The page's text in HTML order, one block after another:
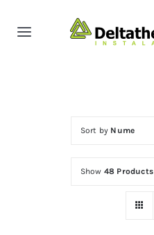
Toggle
Sort by Nume
Show 48 Products